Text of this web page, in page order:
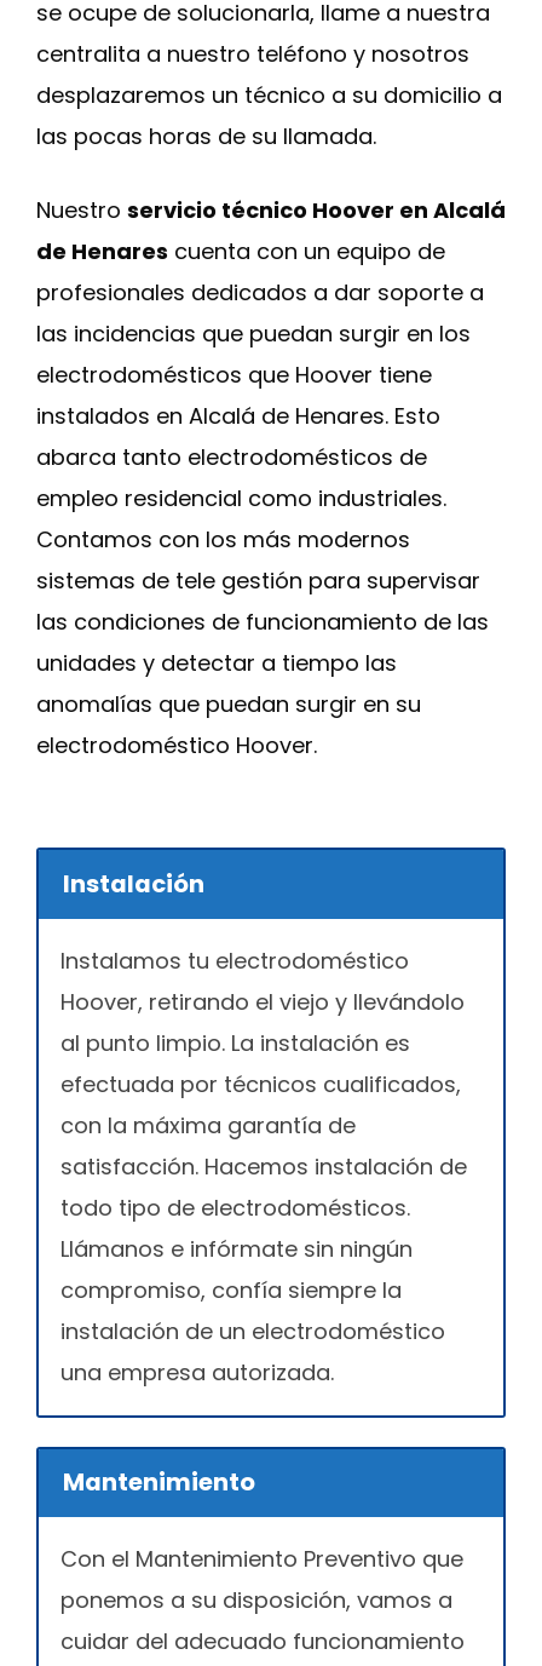
se ocupe de solucionarla, llame a nuestra
centralita a nuestro teléfono y nosotros
desplazaremos un técnico a su domicilio a
las pocas horas de su llamada.
Nuestro servicio técnico Hoover en Alcalá
de Henares cuenta con un equipo de
profesionales dedicados a dar soporte a
las incidencias que puedan surgir en los
electrodomésticos que Hoover tiene
instalados en Alcalá de Henares. Esto
abarca tanto electrodomésticos de
empleo residencial como industriales.
Contamos con los más modernos
sistemas de tele gestión para supervisar
las condiciones de funcionamiento de las
unidades y detectar a tiempo las
anomalías que puedan surgir en su
electrodoméstico Hoover.
Instalación
Instalamos tu electrodoméstico
Hoover, retirando el viejo y llevándolo
al punto limpio. La instalación es
efectuada por técnicos cualificados,
con la máxima garantía de
satisfacción. Hacemos instalación de
todo tipo de electrodomésticos.
Llámanos e infórmate sin ningún
compromiso, confía siempre la
instalación de un electrodoméstico
una empresa autorizada.
Mantenimiento
Con el Mantenimiento Preventivo que
ponemos a su disposición, vamos a
cuidar del adecuado funcionamiento